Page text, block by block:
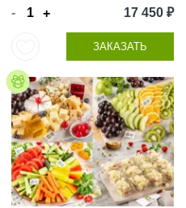
- + 17 450 ₽
ЗАКАЗАТЬ